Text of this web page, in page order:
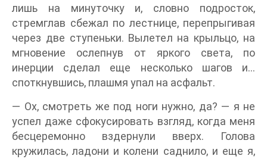
лишь на минуточку и, словно подросток,
стремглав сбежал по лестнице, перепрыгивая
через две ступеньки. Вылетел на крыльцо, на
мгновение ослепнув от яркого света, по
инерции сделал еще несколько шагов и…
споткнувшись, плашмя упал на асфальт.
— Ох, смотреть же под ноги нужно, да? — я не
успел даже сфокусировать взгляд, когда меня
бесцеремонно вздернули вверх. Голова
кружилась, ладони и колени саднило, и еще я,